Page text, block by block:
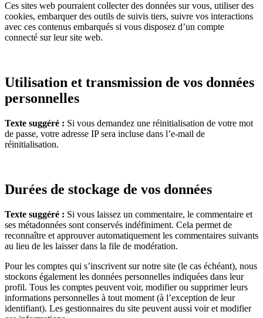
Ces sites web pourraient collecter des données sur vous, utiliser des
cookies, embarquer des outils de suivis tiers, suivre vos interactions
avec ces contenus embarqués si vous disposez d’un compte
connecté sur leur site web.
Utilisation et transmission de vos données
personnelles
Texte suggéré : Si vous demandez une réinitialisation de votre mot
de passe, votre adresse IP sera incluse dans l’e-mail de
réinitialisation.
Durées de stockage de vos données
Texte suggéré : Si vous laissez un commentaire, le commentaire et
ses métadonnées sont conservés indéfiniment. Cela permet de
reconnaître et approuver automatiquement les commentaires suivants
au lieu de les laisser dans la file de modération.
Pour les comptes qui s’inscrivent sur notre site (le cas échéant), nous
stockons également les données personnelles indiquées dans leur
profil. Tous les comptes peuvent voir, modifier ou supprimer leurs
informations personnelles à tout moment (à l’exception de leur
identifiant). Les gestionnaires du site peuvent aussi voir et modifier